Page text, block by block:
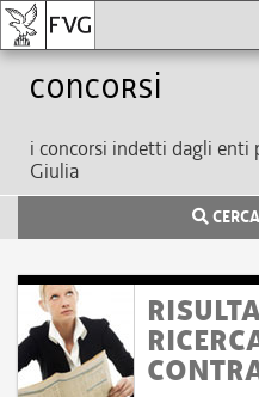
Concorsi
i concorsi indetti dagli enti
Giulia